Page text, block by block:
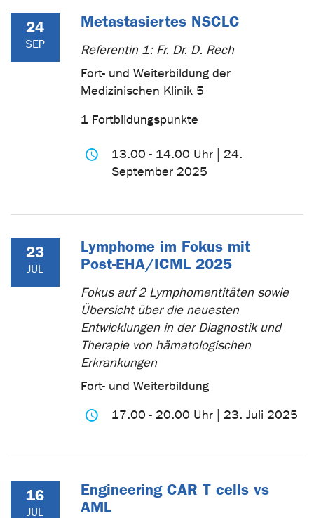
24
SEP
Metastasiertes NSCLC
Referentin 1: Fr. Dr. D. Rech
Fort- und Weiterbildung der
Medizinischen Klinik 5
1 Fortbildungspunkte
13.00 - 14.00 Uhr | 24.
September 2025
23
JUL
Lymphome im Fokus mit
Post-EHA/ICML 2025
Fokus auf 2 Lymphomentitäten sowie
Übersicht über die neuesten
Entwicklungen in der Diagnostik und
Therapie von hämatologischen
Erkrankungen
Fort- und Weiterbildung
17.00 - 20.00 Uhr | 23. Juli 2025
16
JUL
Engineering CAR T cells vs
AML